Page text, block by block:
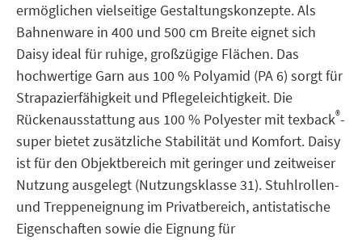
ermöglichen vielseitige Gestaltungskonzepte. Als
Bahnenware in 400 und 500 cm Breite eignet sich
Daisy ideal für ruhige, großzügige Flächen. Das
hochwertige Garn aus 100 % Polyamid (PA 6) sorgt für
Strapazierfähigkeit und Pflegeleichtigkeit. Die
Rückenausstattung aus 100 % Polyester mit texback®-
super bietet zusätzliche Stabilität und Komfort. Daisy
ist für den Objektbereich mit geringer und zeitweiser
Nutzung ausgelegt (Nutzungsklasse 31). Stuhlrollen-
und Treppeneignung im Privatbereich, antistatische
Eigenschaften sowie die Eignung für